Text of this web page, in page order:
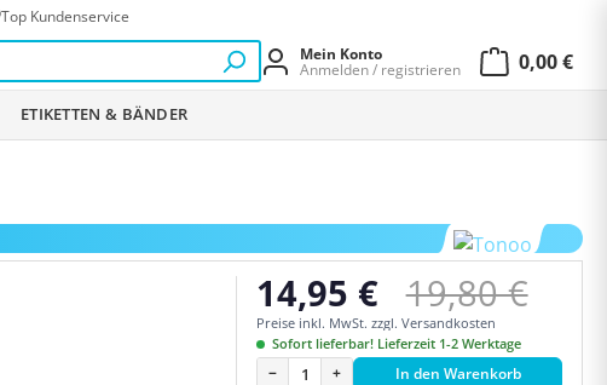
Top Kundenservice
Mein Konto
Anmelden / registrieren
0,00 €
ETIKETTEN & BÄNDER
Verkaufspreis:
14,95 € Regulärer
19,80 €
Preise inkl. MwSt. zzgl. Versandkosten
Sofort lieferbar! Lieferzeit 1-2 Werktage
− + In den Warenkorb